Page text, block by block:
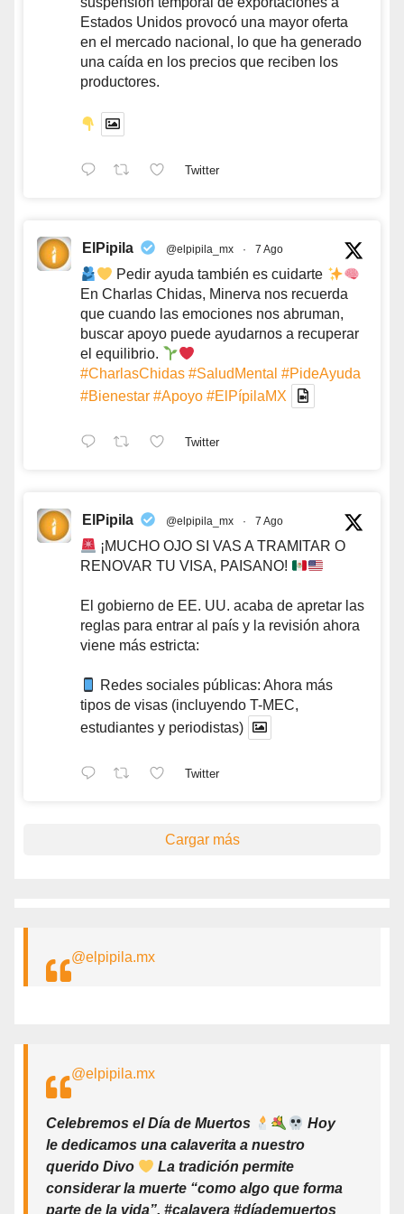
Estados Unidos provocó una mayor oferta
en el mercado nacional, lo que ha generado
una caída en los precios que reciben los
productores.
Twitter
ElPipila @elpipila_mx · 7 Ago
Pedir ayuda también es cuidarte
En Charlas Chidas, Minerva nos recuerda
que cuando las emociones nos abruman,
buscar apoyo puede ayudarnos a recuperar
el equilibrio.
#CharlasChidas #SaludMental #PideAyuda
#Bienestar #Apoyo #ElPípilaMX
Twitter
ElPipila @elpipila_mx · 7 Ago
¡MUCHO OJO SI VAS A TRAMITAR O
RENOVAR TU VISA, PAISANO!
El gobierno de EE. UU. acaba de apretar las
reglas para entrar al país y la revisión ahora
viene más estricta:
Redes sociales públicas: Ahora más
tipos de visas (incluyendo T-MEC,
estudiantes y periodistas)
Twitter
Cargar más
@elpipila.mx
@elpipila.mx
Celebremos el Día de Muertos
Hoy
le dedicamos una calaverita a nuestro
querido Divo
La tradición permite
considerar la muerte “como algo que forma
parte de la vida”. #calavera #díademuertos